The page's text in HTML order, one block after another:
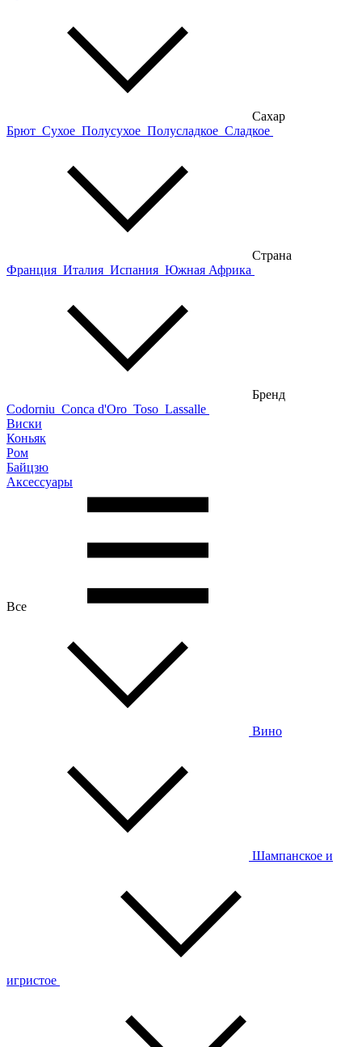
Сахар
Брют Сухое Полусухое Полусладкое Сладкое
Страна
Франция Италия Испания Южная Африка
Бренд
Codorniu Conca d'Oro Toso Lassalle
Виски
Коньяк
Ром
Байцзю
Аксессуары
Все
Вино
Шампанское и
игристое